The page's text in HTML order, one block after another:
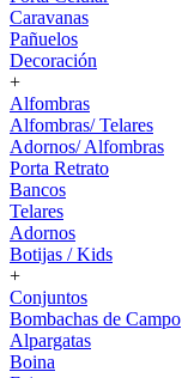
Caravanas
Pañuelos
Decoración
+
Alfombras
Alfombras/ Telares
Adornos/ Alfombras
Porta Retrato
Bancos
Telares
Adornos
Botijas / Kids
+
Conjuntos
Bombachas de Campo
Alpargatas
Boina